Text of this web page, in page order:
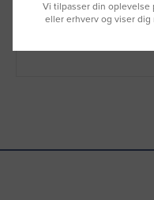
Du kan også
Vi tilpasser din oplevelse
eller erhverv og viser dig